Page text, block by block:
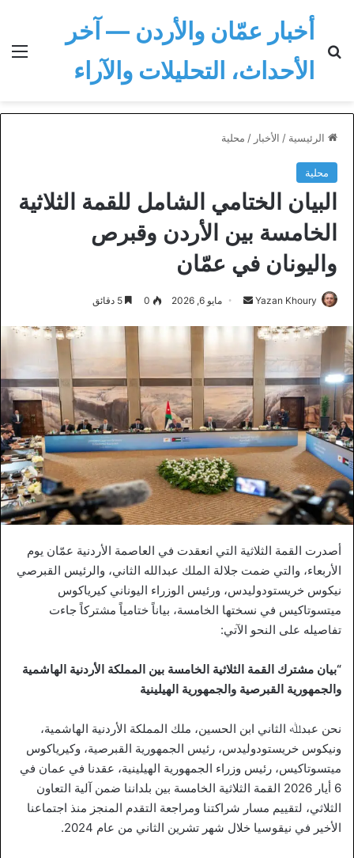
أخبار عمّان والأردن — آخر
الأحداث، التحليلات والآراء
الرئيسية / الأخبار / محلية
محلية
البيان الختامي الشامل للقمة الثلاثية
الخامسة بين الأردن وقبرص
واليونان في عمّان
Yazan Khoury
أرسل مايو 6, 2026 0
أصدرت القمة الثلاثية التي انعقدت في العاصمة الأردنية عمّان يوم
الأربعاء، والتي ضمت جلالة الملك عبدالله الثاني، والرئيس القبرصي
نيكوس خريستودوليدس، ورئيس الوزراء اليوناني كيرياكوس
ميتسوتاكيس في نسختها الخامسة، بياناً ختامياً مشتركاً جاءت
تفاصيله على النحو الآتي:
“بيان مشترك القمة الثلاثية الخامسة بين المملكة الأردنية الهاشمية
والجمهورية القبرصية والجمهورية الهيلينية
نحن عبدﷲ الثاني ابن الحسين، ملك المملكة الأردنية الهاشمية،
ونيكوس خريستودوليدس، رئيس الجمهورية القبرصية، وكيرياكوس
ميتسوتاكيس، رئيس وزراء الجمهورية الهيلينية، عقدنا في عمان في
6 أيار 2026 القمة الثلاثية الخامسة بين بلداننا ضمن آلية التعاون
الثلاثي، لتقييم مسار شراكتنا ومراجعة التقدم المنجز منذ اجتماعنا
الأخير في نيقوسيا خلال شهر تشرين الثاني من عام 2024.